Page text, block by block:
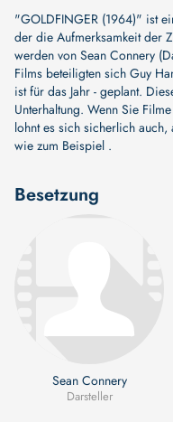
"GOLDFINGER (1964)" ist
der die Aufmerksamkeit der
werden von Sean Connery
Films beteiligten sich Guy
ist für das Jahr - geplant.
Unterhaltung. Wenn Sie
lohnt es sich sicherlich auch,
wie zum Beispiel .
Besetzung
Sean Connery
Darsteller